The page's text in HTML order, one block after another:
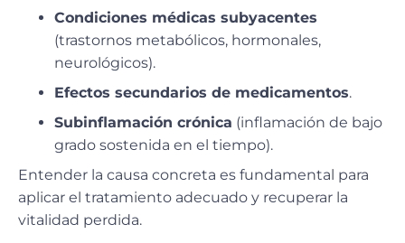
Condiciones médicas subyacentes
(trastornos metabólicos, hormonales,
neurológicos).
Efectos secundarios de medicamentos.
Subinflamación crónica (inflamación de bajo
grado sostenida en el tiempo).
Entender la causa concreta es fundamental para
aplicar el tratamiento adecuado y recuperar la
vitalidad perdida.